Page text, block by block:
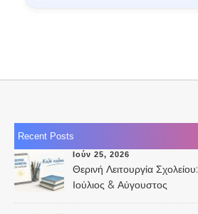
Recent Posts
Ιούν 25, 2026
Θερινή Λειτουργία Σχολείου:
Ιούλιος & Αύγουστος